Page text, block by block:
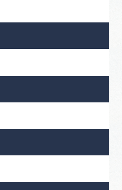
ＩＳＩＴ岐阜県」
光キャンペーン
エリアガイド
ース
業者の皆様へ